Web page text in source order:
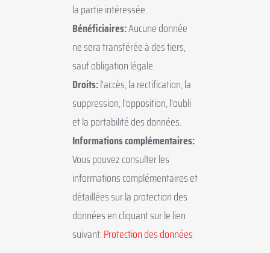
la partie intéressée.
Bénéficiaires:Aucune donnée
ne sera transférée à des tiers,
sauf obligation légale.
Droits:l'accès, la rectification, la
suppression, l'opposition, l'oubli
et la portabilité des données.
Informations complémentaires:
Vous pouvez consulter les
informations complémentaires et
détaillées sur la protection des
données en cliquant sur le lien
suivant:Protection des données